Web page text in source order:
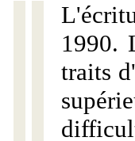
1990.
traits